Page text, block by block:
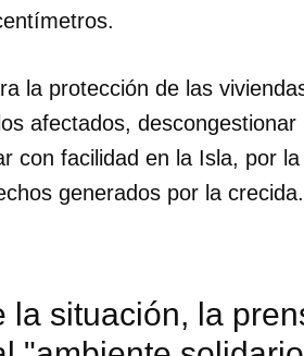
la protección de las
afectados, descongestionar
con facilidad en la Isla, por
generados por la crecida.
situación, la